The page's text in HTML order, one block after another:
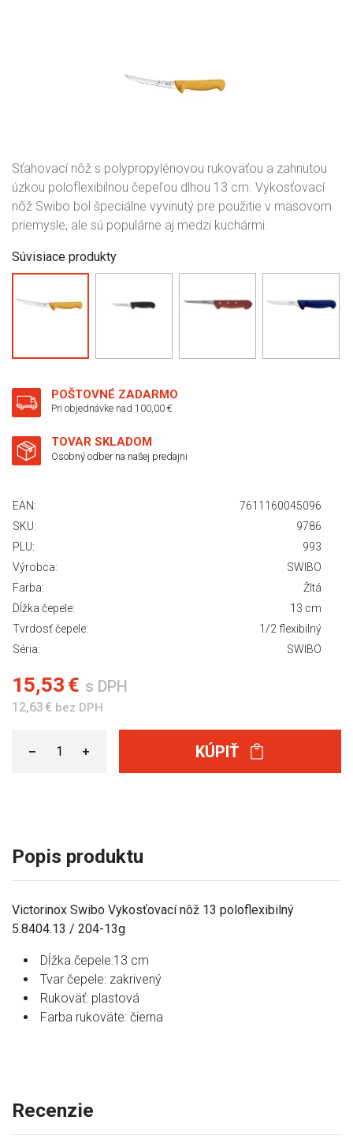
Sťahovací nôž s polypropylénovou rukoväťou a zahnutou
úzkou poloflexibilnou čepeľou dlhou 13 cm. Vykosťovací
nôž Swibo bol špeciálne vyvinutý pre použitie v mäsovom
priemysle, ale sú populárne aj medzi kuchármi.
Súvisiace produkty
POŠTOVNÉ ZADARMO
Pri objednávke nad 100,00 €
TOVAR SKLADOM
Osobný odber na našej predajni
EAN:
7611160045096
SKU:
9786
PLU:
993
Výrobca:
SWIBO
Farba:
Žltá
Dĺžka čepele:
13 cm
Tvrdosť čepele:
1/2 flexibilný
Séria:
SWIBO
15,53 € s DPH
12,63 € bez DPH
KÚPIŤ
Popis produktu
Victorinox Swibo Vykosťovací nôž 13 poloflexibilný
5.8404.13 / 204-13g
Dĺžka čepele:13 cm
Tvar čepele: zakrivený
Rukoväť: plastová
Farba rukoväte: čierna
Recenzie